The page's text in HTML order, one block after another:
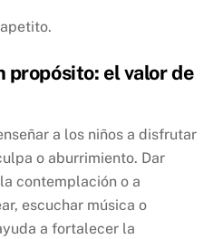
propósito: el valor de
a los niños a disfrutar
o aburrimiento. Dar
contemplación o a
escuchar música o
a fortalecer la